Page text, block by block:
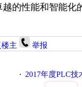
的性能和智能
楼主 举报
· 2017年度PLC